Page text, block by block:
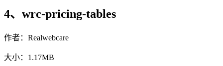
4、wrc-pricing-tables
作者：Realwebcare
大小：1.17MB